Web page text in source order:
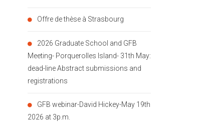
Offre de thèse à Strasbourg
2026 Graduate School and GFB
Meeting- Porquerolles Island- 31th May:
dead-line Abstract submissions and
registrations
GFB webinar-David Hickey-May 19th
2026 at 3p.m.